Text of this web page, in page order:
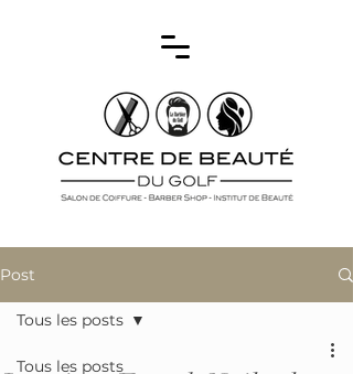
Post
Tous les posts
Tous les posts